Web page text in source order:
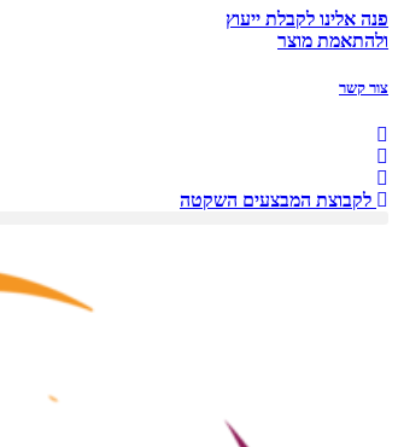
פנה אלינו לקבלת ייעוץ
ולהתאמת מוצר
צור קשר
לקבוצת המבצעים השקטה